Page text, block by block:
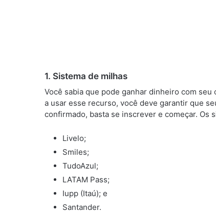
1. Sistema de milhas
Você sabia que pode ganhar dinheiro com
a usar esse recurso, você deve garantir que
confirmado, basta se inscrever e começar. Os
Livelo;
Smiles;
TudoAzul;
LATAM Pass;
Iupp (Itaú); e
Santander.